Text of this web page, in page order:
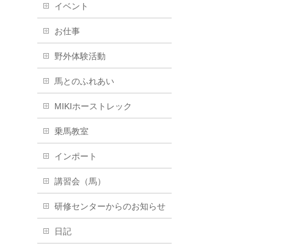
イベント
お仕事
野外体験活動
馬とのふれあい
MIKIホーストレック
乗馬教室
インポート
講習会（馬）
研修センターからのお知らせ
日記